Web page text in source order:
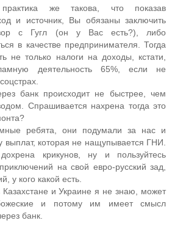
практика же такова, что показав
и источник, Вы обязаны заключить
с Гугл (он у Вас есть?), либо
в качестве предпринимателя. Тогда
не только налоги на доходы, кстати,
деятельность 65%, если не
банк происходит не быстрее, чем
Спрашивается нахрена тогда это
ребята, они подумали за нас и
выплат, которая не нащупывается ГНИ.
крикунов, ну и пользуйтесь
на свой евро-русский зад,
у кого какой есть.
Казахстане и Украине я не знаю, может
и потому им имеет смысл
банк.